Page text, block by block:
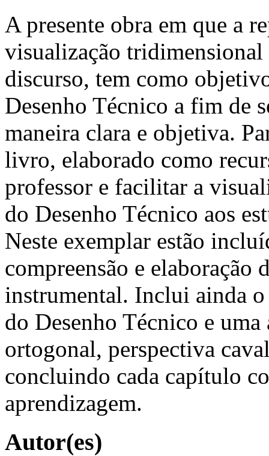
A presente obra em que a
visualização tridimensional
discurso, tem como
Desenho Técnico a fim de
maneira clara e objetiva.
livro, elaborado como
professor e facilitar a
do Desenho Técnico aos
Neste exemplar estão
compreensão e elaboração
instrumental. Inclui ainda o
do Desenho Técnico e
ortogonal, perspectiva
concluindo cada capítulo
aprendizagem.
Autor(es)